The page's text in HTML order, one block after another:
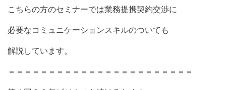
こちらの方のセミナーでは業務提携契約交渉に
必要なコミュニケーションスキルのついても
解説しています。
＝＝＝＝＝＝＝＝＝＝＝＝＝＝＝＝＝＝＝＝＝＝＝